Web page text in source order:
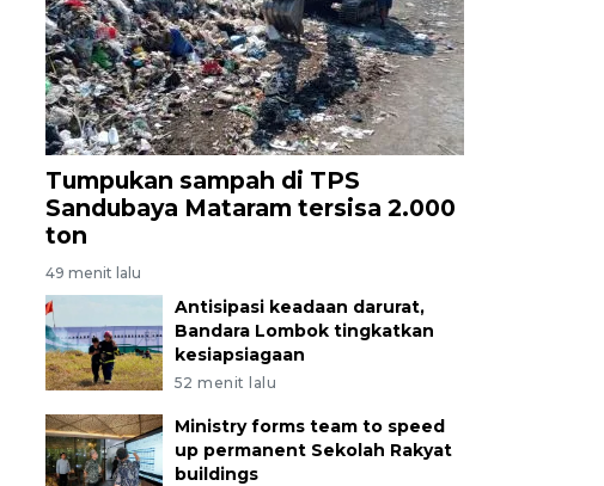
Tumpukan sampah di TPS
Sandubaya Mataram tersisa 2.000
ton
49 menit lalu
Antisipasi keadaan darurat,
Bandara Lombok tingkatkan
kesiapsiagaan
52 menit lalu
Ministry forms team to speed
up permanent Sekolah Rakyat
buildings